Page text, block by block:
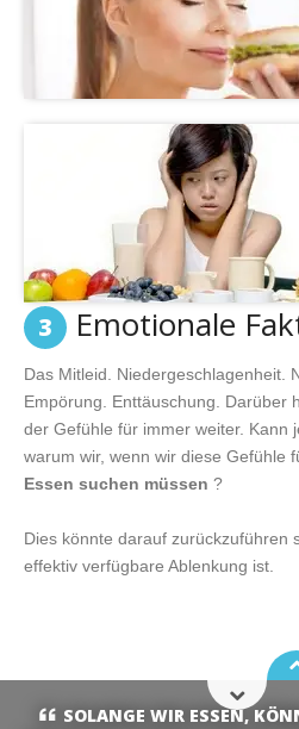
3 Emotionale
Das Mitleid. Niedergeschlagenheit.
Empörung. Enttäuschung. Darüber
der Gefühle für immer weiter. Kann
warum wir, wenn wir diese Gefühle
Essen suchen müssen ?
Dies könnte darauf zurückzuführen
effektiv verfügbare Ablenkung ist.
SOLANGE WIR ESSEN,